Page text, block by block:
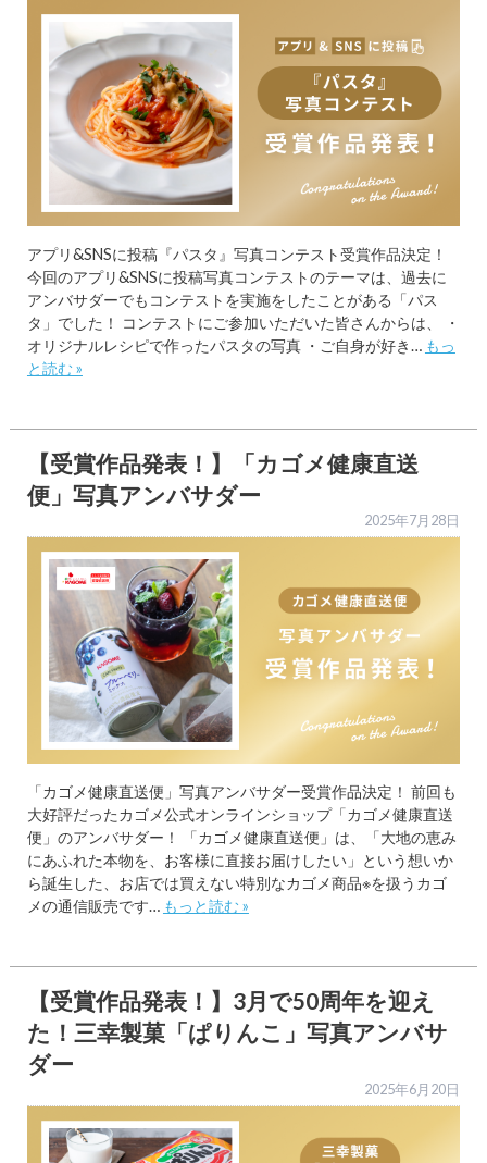
アプリ&SNSに投稿『パスタ』写真コンテスト受賞作品決定！
今回のアプリ&SNSに投稿写真コンテストのテーマは、過去に
アンバサダーでもコンテストを実施をしたことがある「パス
タ」でした！ コンテストにご参加いただいた皆さんからは、 ・
オリジナルレシピで作ったパスタの写真 ・ご自身が好き…
もっ
と読む »
【受賞作品発表！】「カゴメ健康直送
便」写真アンバサダー
2025年7月28日
「カゴメ健康直送便」写真アンバサダー受賞作品決定！ 前回も
大好評だったカゴメ公式オンラインショップ「カゴメ健康直送
便」のアンバサダー！ 「カゴメ健康直送便」は、「大地の恵み
にあふれた本物を、お客様に直接お届けしたい」という想いか
ら誕生した、お店では買えない特別なカゴメ商品※を扱うカゴ
メの通信販売です… もっと読む »
【受賞作品発表！】3月で50周年を迎え
た！三幸製菓「ぱりんこ」写真アンバサ
ダー
2025年6月20日